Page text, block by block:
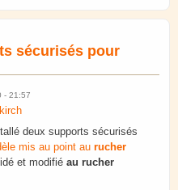
sécurisés pour
- 21:57
deux supports sécurisés
mis au point au rucher
et modifié au rucher